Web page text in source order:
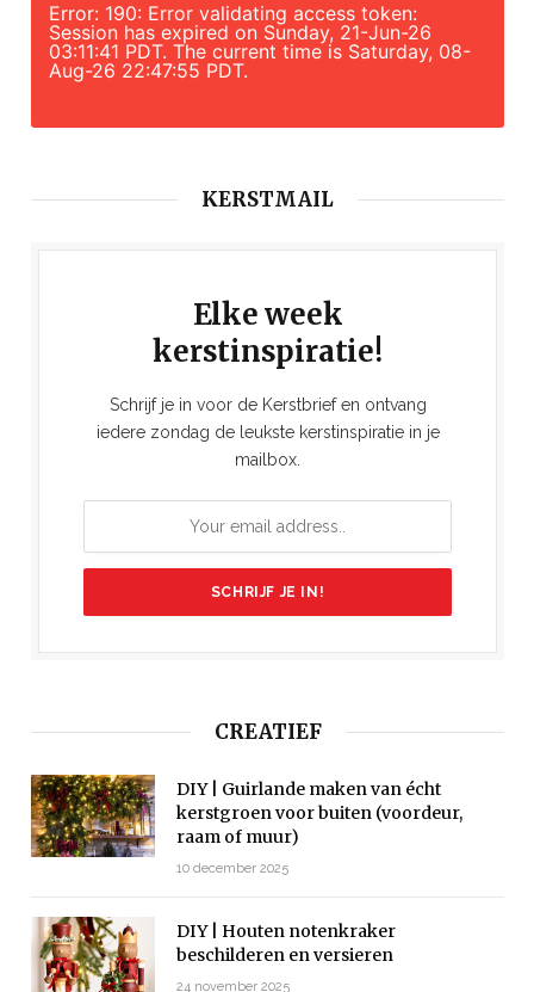
Error: 190: Error validating access token:
Session has expired on Sunday, 21-Jun-26
03:11:41 PDT. The current time is Saturday, 08-
Aug-26 22:47:55 PDT.
KERSTMAIL
Elke week
kerstinspiratie!
Schrijf je in voor de Kerstbrief en ontvang
iedere zondag de leukste kerstinspiratie in je
mailbox.
CREATIEF
DIY | Guirlande maken van écht
kerstgroen voor buiten (voordeur,
raam of muur)
10 december 2025
DIY | Houten notenkraker
beschilderen en versieren
24 november 2025